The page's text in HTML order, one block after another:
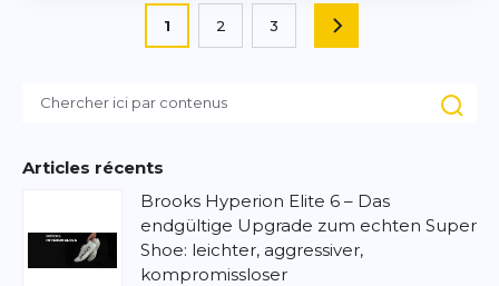
Vous lisez actuellement la page
1
Page
2
Page
3 PAGE
Articles récents
Brooks Hyperion Elite 6 – Das
endgültige Upgrade zum echten Super
Shoe: leichter, aggressiver,
kompromissloser